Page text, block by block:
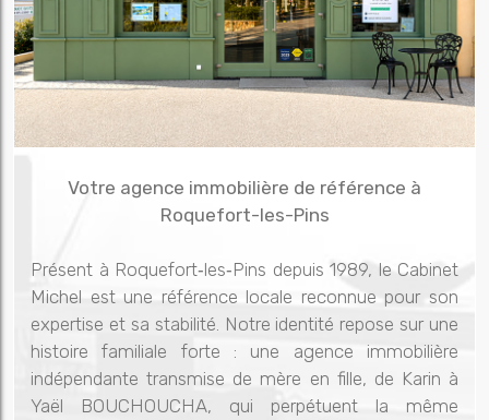
Votre agence immobilière de référence à
Roquefort-les-Pins
Présent à Roquefort‑les‑Pins depuis 1989, le Cabinet
Michel est une référence locale reconnue pour son
expertise et sa stabilité. Notre identité repose sur une
histoire familiale forte : une agence immobilière
indépendante transmise de mère en fille, de Karin à
Yaël BOUCHOUCHA, qui perpétuent la même